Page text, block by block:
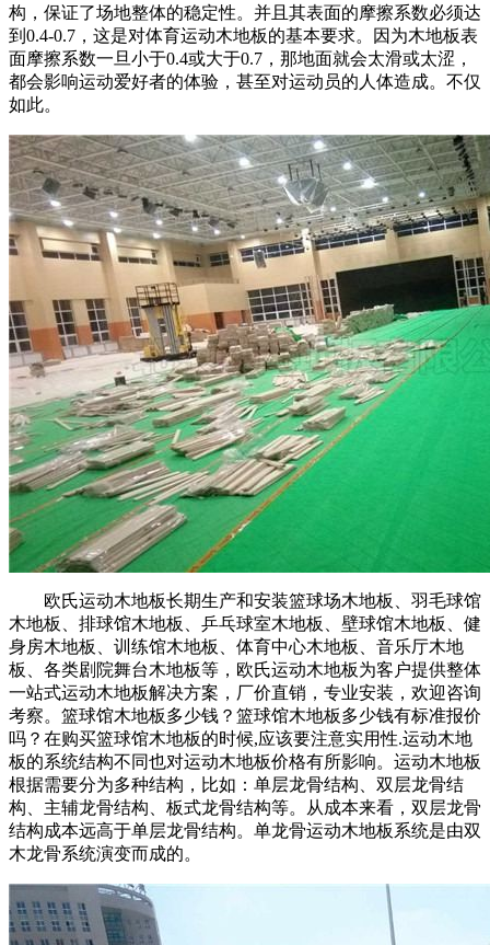
构，保证了场地整体的稳定性。并且其表面的摩擦系数必须达
到0.4-0.7，这是对体育运动木地板的基本要求。因为木地板表
面摩擦系数一旦小于0.4或大于0.7，那地面就会太滑或太涩，
都会影响运动爱好者的体验，甚至对运动员的人体造成。不仅
如此。
欧氏运动木地板长期生产和安装篮球场木地板、羽毛球馆
木地板、排球馆木地板、乒乓球室木地板、壁球馆木地板、健
身房木地板、训练馆木地板、体育中心木地板、音乐厅木地
板、各类剧院舞台木地板等，欧氏运动木地板为客户提供整体
一站式运动木地板解决方案，厂价直销，专业安装，欢迎咨询
考察。篮球馆木地板多少钱？篮球馆木地板多少钱有标准报价
吗？在购买篮球馆木地板的时候,应该要注意实用性.运动木地
板的系统结构不同也对运动木地板价格有所影响。运动木地板
根据需要分为多种结构，比如：单层龙骨结构、双层龙骨结
构、主辅龙骨结构、板式龙骨结构等。从成本来看，双层龙骨
结构成本远高于单层龙骨结构。单龙骨运动木地板系统是由双
木龙骨系统演变而成的。